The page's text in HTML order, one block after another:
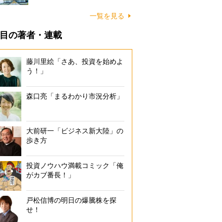
一覧を見る
の著者・連載
藤川里絵「さあ、投資を始めよ
う！」
森口亮「まるわかり市況分析」
大前研一「ビジネス新大陸」の
歩き方
投資ノウハウ満載コミック「俺
がカブ番長！」
戸松信博の明日の爆騰株を探
せ！